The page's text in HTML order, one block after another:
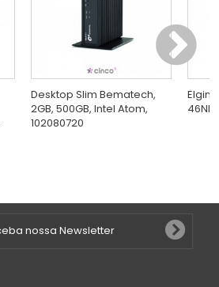
Desktop Slim Bematech,
2GB, 500GB, Intel Atom,
102080720
Elgin